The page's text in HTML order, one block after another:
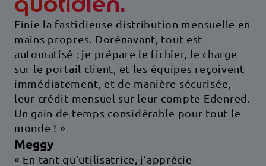
Finie la fastidieuse distribution mensuelle en
mains propres. Dorénavant, tout est
automatisé : je prépare le fichier, le charge
sur le portail client, et les équipes reçoivent
immédiatement, et de manière sécurisée,
leur crédit mensuel sur leur compte Edenred.
Un gain de temps considérable pour tout le
monde ! »
Meggy
« En tant qu’utilisatrice, j’apprécie